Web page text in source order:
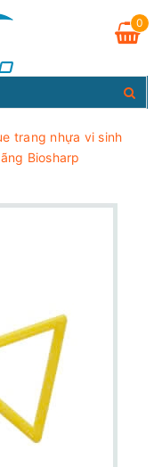
0
trang nhựa vi sinh
Biosharp